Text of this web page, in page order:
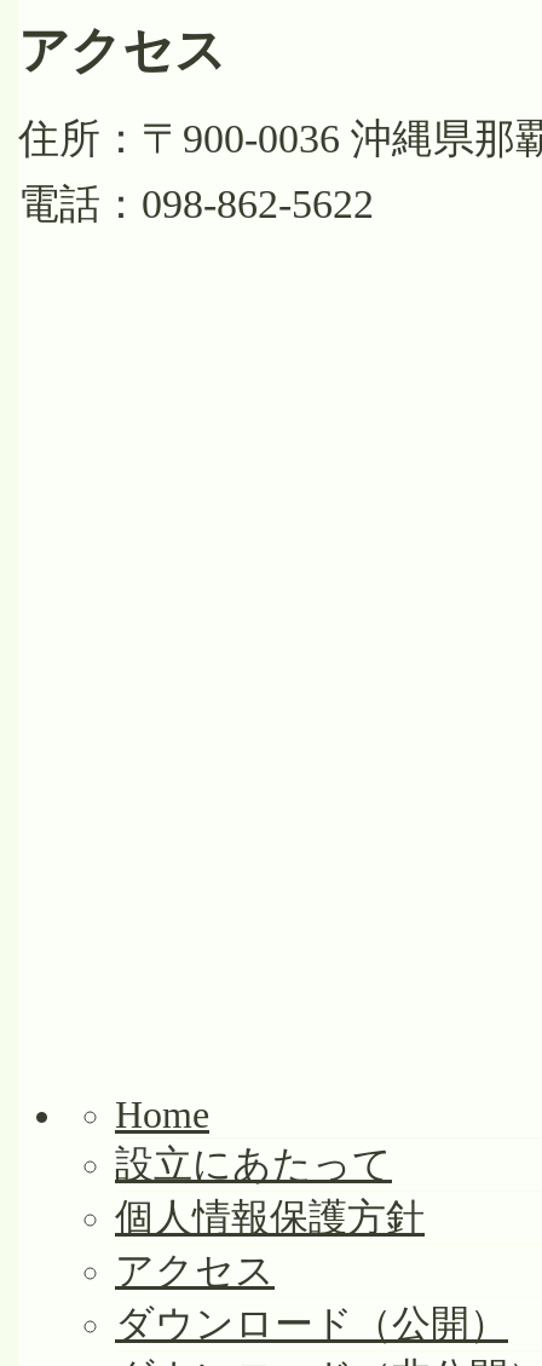
アクセス
住所：〒900-0036 沖縄県那
電話：098-862-5622
Home
設立にあたって
個人情報保護方針
アクセス
ダウンロード（公開）